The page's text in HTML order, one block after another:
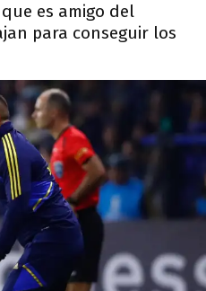
es amigo del
para conseguir los